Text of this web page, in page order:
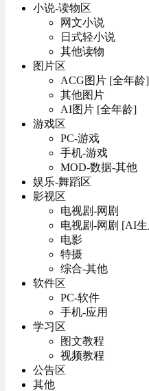
小说-读物区
网文小说
日式轻小说
其他读物
图片区
ACG图片 [全年龄]
其他图片
AI图片 [全年龄]
游戏区
PC-游戏
手机-游戏
MOD-数据-其他
娱乐-舞蹈区
影视区
电视剧-网剧
电视剧-网剧 [AI
电影
特摄
综合-其他
软件区
PC-软件
手机-应用
学习区
图文教程
视频教程
公告区
其他